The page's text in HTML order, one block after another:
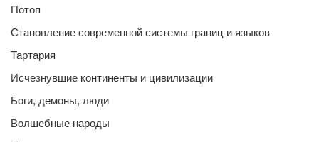
Потоп
Становление современной системы границ и языков
Тартария
Исчезнувшие континенты и цивилизации
Боги, демоны, люди
Волшебные народы